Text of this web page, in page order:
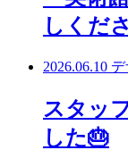
しくだ
2026.06.10
スタッ
した🎂